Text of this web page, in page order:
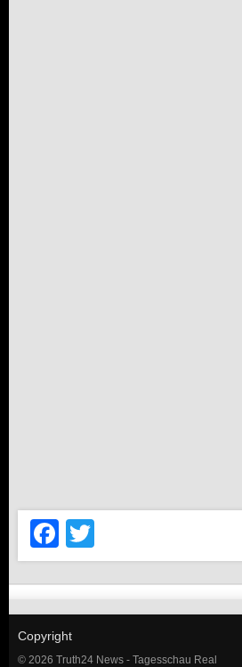
Facebook
Copyright
© 2026 Truth24 News - Tagesschau Real